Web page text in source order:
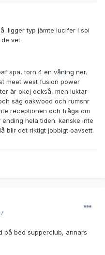
ligger typ jämte lucifer i soi
vet.
spa, torn 4 en våning ner.
meet west fusion power
är okej också, men luktar
säg oakwood och rumsnr
receptionen och fråga om
hela tiden. kanske inte
blir det riktigt jobbigt oavsett.
på bed supperclub, annars